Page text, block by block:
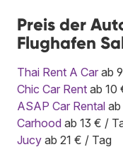
Preis der
Flughafen
Thai Rent A Car ab
Chic Car Rent ab 10
ASAP Car Rental
Carhood ab 13 € /
Jucy ab 21 € / Tag